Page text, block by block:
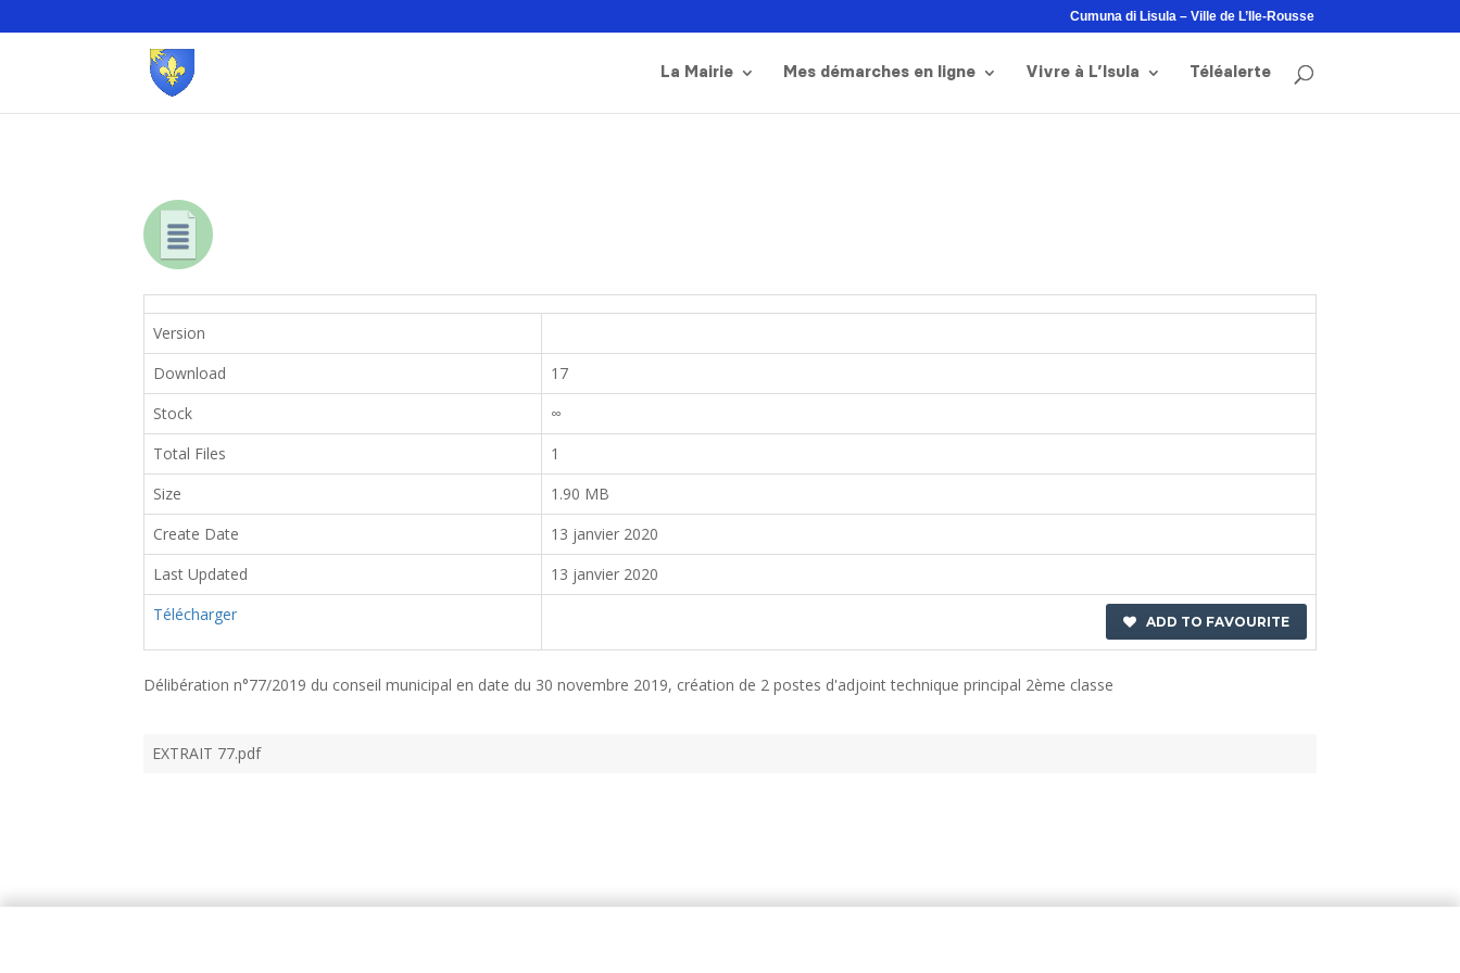
Cumuna di Lisula – Ville de L’Ile-Rousse
La Mairie Mes démarches en ligne Vivre à L’Isula Téléalerte
Version
Download
17
Stock
∞
Total Files
1
Size
1.90 MB
Create Date
13 janvier 2020
Last Updated
13 janvier 2020
Télécharger
ADD TO FAVOURITE
Délibération n°77/2019 du conseil municipal en date du 30 novembre 2019, création de 2 postes d'adjoint technique principal 2ème classe
EXTRAIT 77.pdf